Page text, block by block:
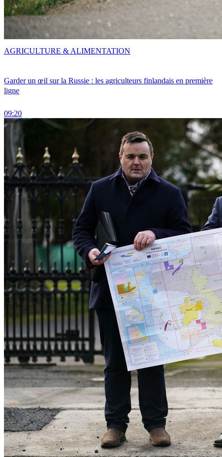
Garder un œil sur la Russie : les agriculteurs finlandais en première
ligne
09:20
AGRICULTURE & ALIMENTATION